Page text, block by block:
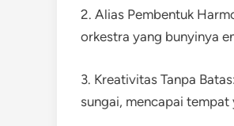
2. Alias Pembentuk
orkestra yang bunyinya
3. Kreativitas Tanpa
sungai, mencapai